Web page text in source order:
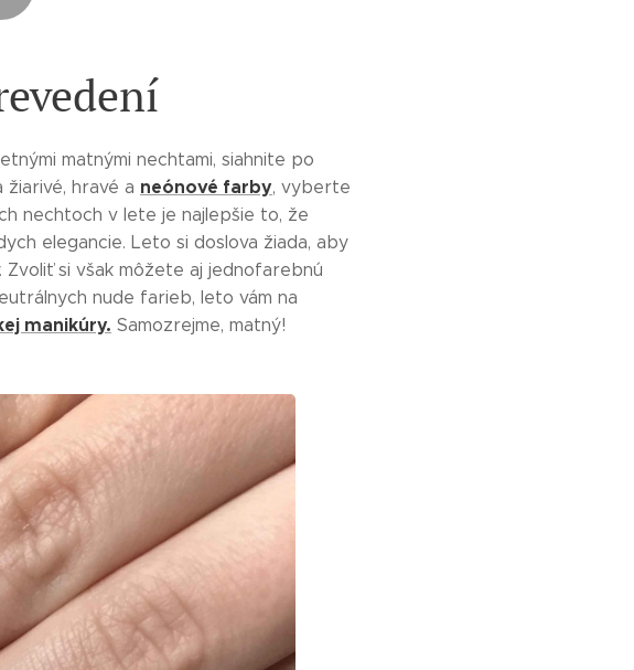
matnými nechtami, siahnite po
hravé a neónové farby, vyberte
nechtoch v lete je najlepšie to, že
elegancie. Leto si doslova žiada, aby
Zvoliť si však môžete aj jednofarebnú
nude farieb, leto vám na
manikúry. Samozrejme, matný!